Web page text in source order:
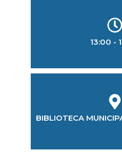
13:00 -
BIBLIOTECA